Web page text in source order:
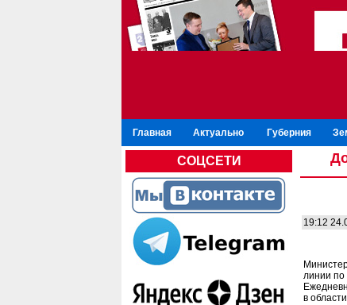
Главная Актуально Губерния
СОЦСЕТИ
19:12
линии по
в